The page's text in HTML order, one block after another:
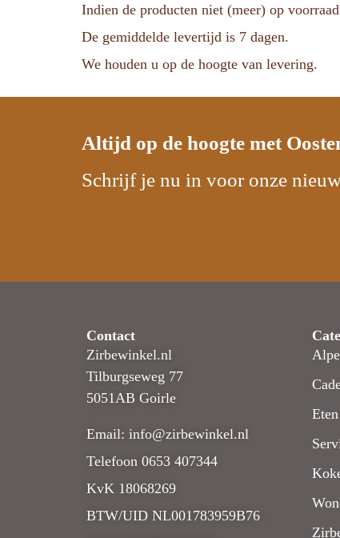
Indien de producten niet (meer) op
De gemiddelde levertijd is 7 dagen.
We houden u op de hoogte van levering.
Altijd op de hoogte met
Schrijf je nu in voor onze
Contact
Zirbewinkel.nl
Tilburgseweg 77
5051AB Goirle
Email: info@zirbewinkel.nl
Telefoon 0653 407344
KvK 18068269
BTW/UID NL001783959B76